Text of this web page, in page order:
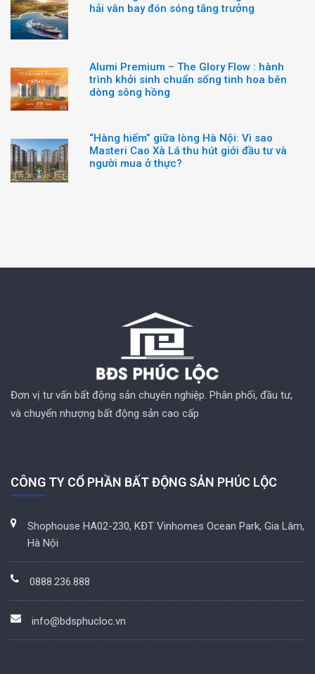
hải vân bay đón sóng tăng trưởng
Alumi Premium – The Glory Flow : hành
trình khởi sinh chuẩn sống tinh hoa bên
dòng sông hồng
“Hàng hiếm” giữa lòng Hà Nội: Vì sao
Masteri Cao Xà Lá thu hút giới đầu tư và
người mua ở thực?
Đơn vị tư vấn bất động sản chuyên nghiệp. Phân phối, đầu tư,
và chuyển nhượng bất động sản cao cấp
CÔNG TY CỔ PHẦN BẤT ĐỘNG SẢN PHÚC LỘC
Shophouse HA02-230, KĐT Vinhomes Ocean Park, Gia Lâm,
Hà Nội
0888.236.888
info@bdsphucloc.vn